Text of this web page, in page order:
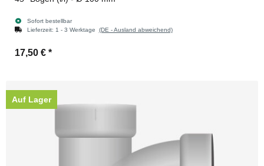
Sofort bestellbar
Lieferzeit: 1 - 3 Werktage (DE - Ausland abweichend)
17,50 € *
Auf Lager